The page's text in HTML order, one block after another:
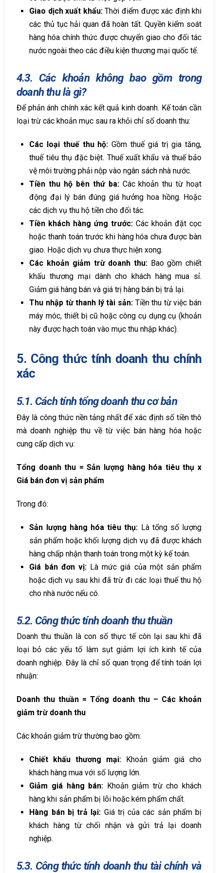
Giao dịch xuất khẩu:Thời điểm được xác định khi
các thủ tục hải quan đã hoàn tất. Quyền kiểm soát
hàng hóa chính thức được chuyển giao cho đối tác
nước ngoài theo các điều kiện thương mại quốc tế.
4.3. Các khoản không bao gồm trong
doanh thu là gì?
Để phản ánh chính xác kết quả kinh doanh. Kế toán cần
loại trừ các khoản mục sau ra khỏi chỉ số doanh thu:
Các loại thuế thu hộ: Gồm thuế giá trị gia tăng,
thuế tiêu thụ đặc biệt. Thuế xuất khẩu và thuế bảo
vệ môi trường phải nộp vào ngân sách nhà nước.
Tiền thu hộ bên thứ ba:Các khoản thu từ hoạt
động đại lý bán đúng giá hưởng hoa hồng. Hoặc
các dịch vụ thu hộ tiền cho đối tác.
Tiền khách hàng ứng trước: Các khoản đặt cọc
hoặc thanh toán trước khi hàng hóa chưa được bàn
giao. Hoặc dịch vụ chưa thực hiện xong.
Các khoản giảm trừ doanh thu:Bao gồm chiết
khấu thương mại dành cho khách hàng mua sỉ.
Giảm giá hàng bán và giá trị hàng bán bị trả lại.
Thu nhập từ thanh lý tài sản: Tiền thu từ việc bán
máy móc, thiết bị cũ hoặc công cụ dụng cụ (khoản
này được hạch toán vào mục thu nhập khác).
5. Công thức tính doanh thu chính
xác
5.1. Cách tính tổng doanh thu cơ bản
Đây là công thức nền tảng nhất để xác định số tiền thô
mà doanh nghiệp thu về từ việc bán hàng hóa hoặc
cung cấp dịch vụ:
Tổng doanh thu = Sản lượng hàng hóa tiêu thụ x
Giá bán đơn vị sản phẩm
Trong đó:
Sản lượng hàng hóa tiêu thụ: Là tổng số lượng
sản phẩm hoặc khối lượng dịch vụ đã được khách
hàng chấp nhận thanh toán trong một kỳ kế toán.
Giá bán đơn vị:Là mức giá của một sản phẩm
hoặc dịch vụ sau khi đã trừ đi các loại thuế thu hộ
cho nhà nước nếu có.
5.2. Công thức tính doanh thu thuần
Doanh thu thuần là con số thực tế còn lại sau khi đã
loại bỏ các yếu tố làm sụt giảm lợi ích kinh tế của
doanh nghiệp. Đây là chỉ số quan trọng để tính toán lợi
nhuận:
Doanh thu thuần = Tổng doanh thu – Các khoản
giảm trừ doanh thu
Các khoản giảm trừ thường bao gồm:
Chiết khấu thương mại: Khoản giảm giá cho
khách hàng mua với số lượng lớn.
Giảm giá hàng bán: Khoản giảm trừ cho khách
hàng khi sản phẩm bị lỗi hoặc kém phẩm chất.
Hàng bán bị trả lại: Giá trị của các sản phẩm bị
khách hàng từ chối nhận và gửi trả lại doanh
nghiệp.
5.3. Công thức tính doanh thu tài chính và